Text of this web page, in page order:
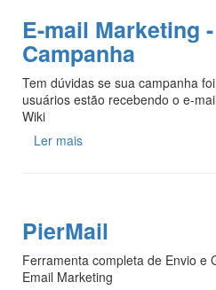
E-mail Marketing
Campanha
Tem dúvidas se sua campanha
usuários estão recebendo o e-
Wiki
Ler mais
PierMail
Ferramenta completa de Envio e
Email Marketing